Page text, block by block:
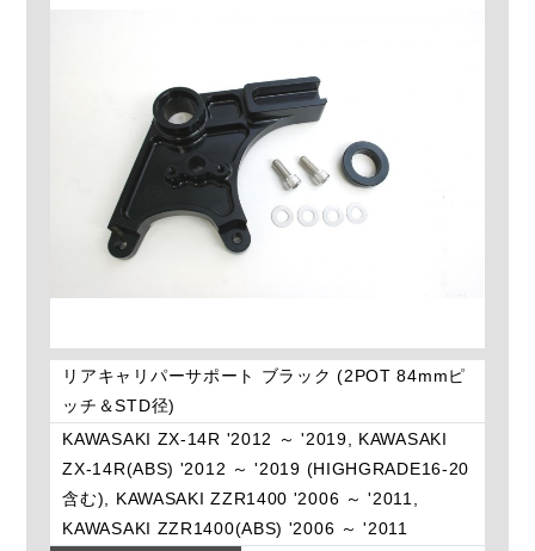
リアキャリパーサポート ブラック (2POT 84mmピ
ッチ＆STD径)
KAWASAKI ZX-14R '2012 ～ '2019, KAWASAKI
ZX-14R(ABS) '2012 ～ '2019 (HIGHGRADE16-20
含む), KAWASAKI ZZR1400 '2006 ～ '2011,
KAWASAKI ZZR1400(ABS) '2006 ～ '2011